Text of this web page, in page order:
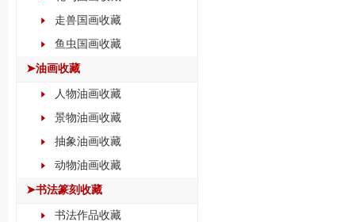
走兽国画收藏
鱼虫国画收藏
➤油画收藏
人物油画收藏
景物油画收藏
抽象油画收藏
动物油画收藏
➤书法篆刻收藏
书法作品收藏